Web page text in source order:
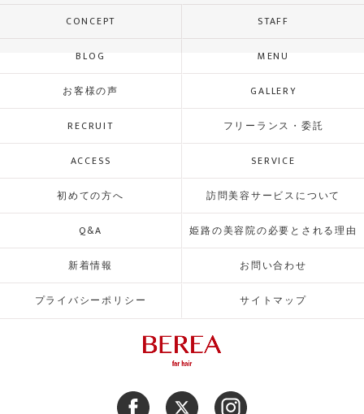
CONCEPT STAFF
BLOG MENU
お客様の声 GALLERY
RECRUIT フリーランス・委託
ACCESS SERVICE
初めての方へ 訪問美容サービスについて
Q&A 姫路の美容院の必要とされる理由
新着情報 お問い合わせ
プライバシーポリシー サイトマップ